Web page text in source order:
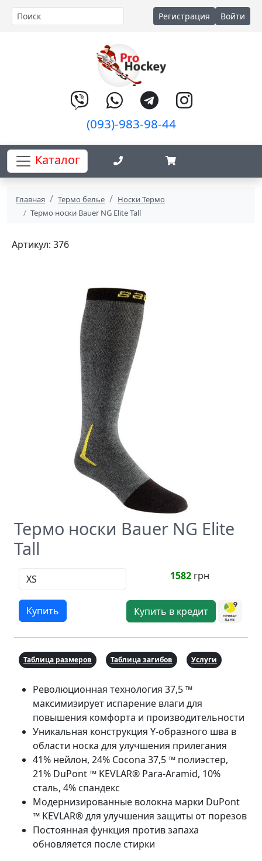
Регистрация Войти
(093)-983-98-44
Каталог
Главная Термо белье
Носки Термо
Термо носки Bauer NG Elite Tall
Артикул: 376
Термо носки Bauer NG Elite
Tall
1582 грн
Купить Купить в кредит
Таблица размеров Таблица загибов Услуги
Революционная технология 37,5 ™
максимизирует испарение влаги для
повышения комфорта и производительности
Уникальная конструкция Y-образного шва в
области носка для улучшения прилегания
41% нейлон, 24% Cocona 37,5 ™ полиэстер,
21% DuPont ™ KEVLAR® Para-Aramid, 10%
сталь, 4% спандекс
Модернизированные волокна марки DuPont
™ KEVLAR® для улучшения защиты от порезов
Постоянная функция против запаха
обновляется после стирки